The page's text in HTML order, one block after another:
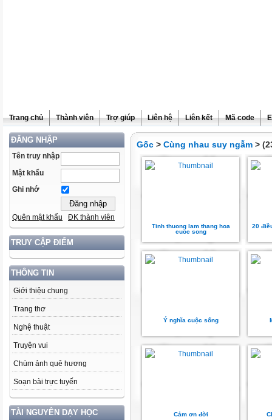
Trang chủ Thành viên Trợ giúp Liên hệ Liên kết Mã code
ĐĂNG NHẬP
Tên truy nhập
Mật khẩu
Ghi nhớ
Quên mật khẩu ĐK thành viên
TRUY CẬP ĐIỂM
THÔNG TIN
Giới thiệu chung
Trang thơ
Nghệ thuật
Truyện vui
Chùm ảnh quê hương
Soạn bài trực tuyến
TÀI NGUYÊN DẠY HỌC
Gốc > Cùng nhau suy ngẫm >
Tinh thuong lam thang hoa
cuoc song
20
Ý nghĩa cuộc sống
Cảm ơn đời